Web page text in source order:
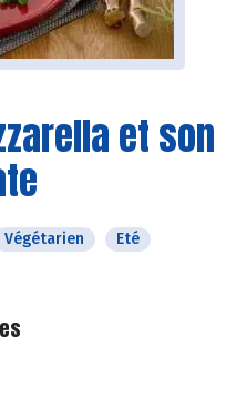
et son
Végétarien
Eté